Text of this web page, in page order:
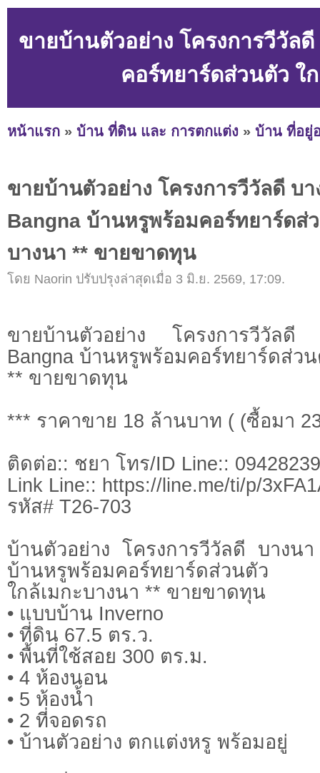
ขายบ้านตัวอย่าง โครงการวีวัล
คอร์ทยาร์ดส่วนตัว ใ
หน้าแรก » บ้าน ที่ดิน และ การตกแต่ง » บ้าน ที่อยู่
ขายบ้านตัวอย่าง โครงการวีวัลดี บา
Bangna บ้านหรูพร้อมคอร์ทยาร์ดส่
บางนา ** ขายขาดทุน
โดย Naorin ปรับปรุงล่าสุดเมื่อ 3 มิ.ย. 2569, 17:09.
ขายบ้านตัวอย่าง โครงการวีวัลดี
Bangna บ้านหรูพร้อมคอร์ทยาร์ดส่ว
** ขายขาดทุน
*** ราคาขาย 18 ล้านบาท ( (ซื้อมา
ติดต่อ:: ชยา โทร/ID Line::
Link Line:: https://line.me/ti/p/
รหัส# T26-703
บ้านตัวอย่าง โครงการวีวัลดี บางน
บ้านหรูพร้อมคอร์ทยาร์ดส่วนตัว
ใกล้เมกะบางนา ** ขายขาดทุน
• แบบบ้าน Inverno
• ที่ดิน 67.5 ตร.ว.
• พื้นที่ใช้สอย 300 ตร.ม.
• 4 ห้องนอน
• 5 ห้องน้ำ
• 2 ที่จอดรถ
• บ้านตัวอย่าง ตกแต่งหรู พร้อมอยู่